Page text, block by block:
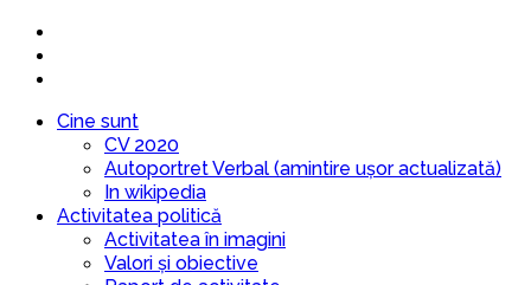
Cine sunt
CV 2020
Autoportret Verbal (amintire ușor actualizată)
In wikipedia
Activitatea politică
Activitatea în imagini
Valori și obiective